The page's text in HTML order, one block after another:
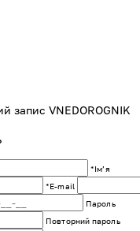
запис VNEDOROGNIK
*Імʼя
*E-mail
Пароль
Повторний пароль